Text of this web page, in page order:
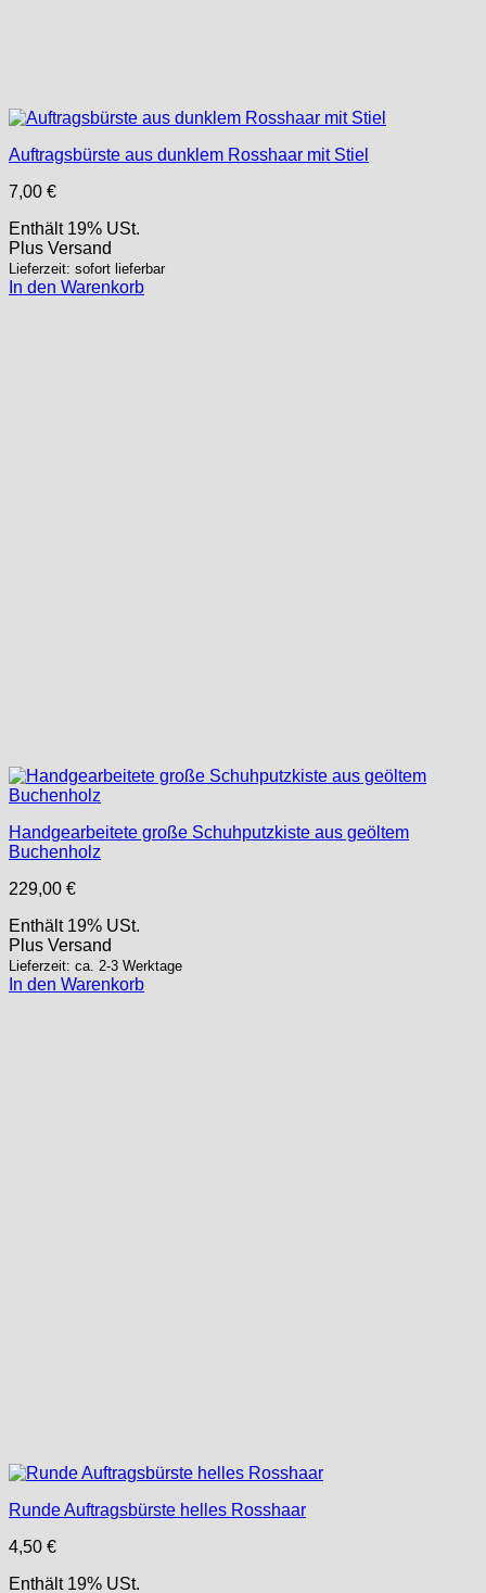
Auftragsbürste aus dunklem Rosshaar mit Stiel
7,00 €
Enthält 19% USt.
Plus Versand
Lieferzeit: sofort lieferbar
In den Warenkorb
Handgearbeitete große Schuhputzkiste aus geöltem
Buchenholz
229,00 €
Enthält 19% USt.
Plus Versand
Lieferzeit: ca. 2-3 Werktage
In den Warenkorb
Runde Auftragsbürste helles Rosshaar
4,50 €
Enthält 19% USt.